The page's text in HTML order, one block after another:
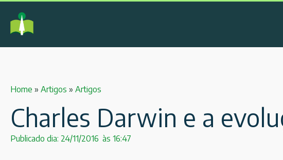
Home » Artigos » Artigos
Charles Darwin e a
Publicado dia: 24/11/2016 às 16:47